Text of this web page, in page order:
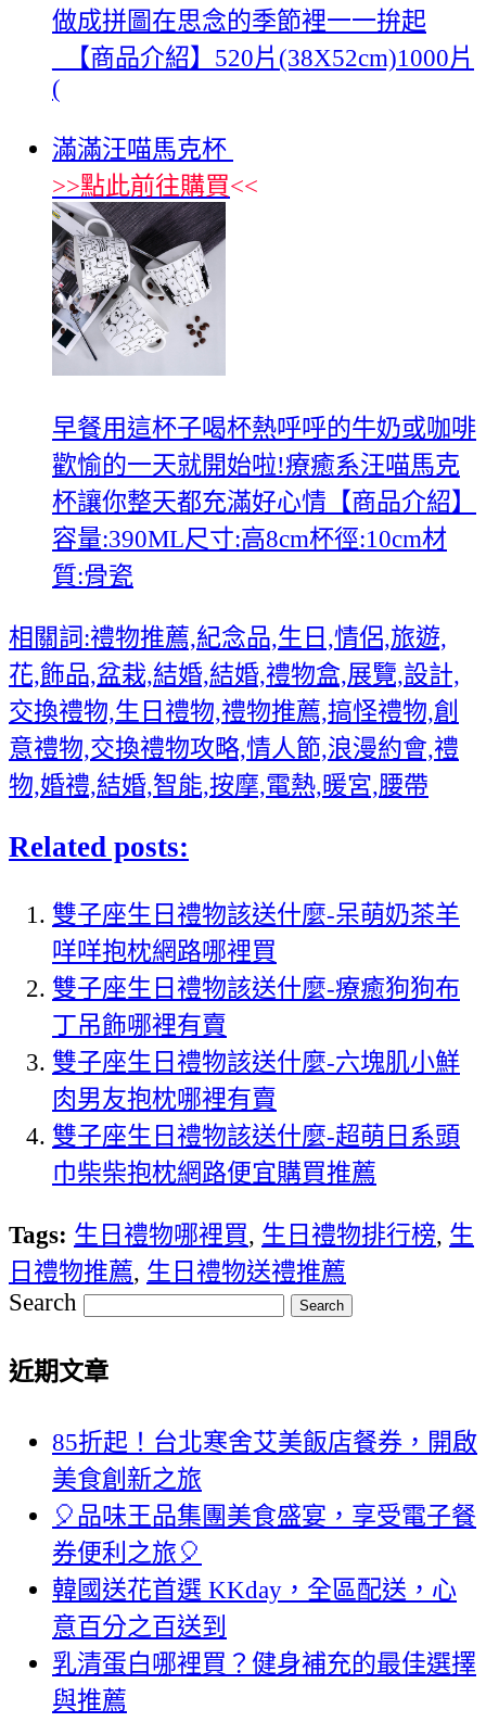
做成拼圖在思念的季節裡一一拚起
_【商品介紹】520片(38X52cm)1000片
(
滿滿汪喵馬克杯
>>點此前往購買<<
早餐用這杯子喝杯熱呼呼的牛奶或咖啡
歡愉的一天就開始啦!療癒系汪喵馬克
杯讓你整天都充滿好心情【商品介紹】
容量:390ML尺寸:高8cm杯徑:10cm材
質:骨瓷
相關詞:禮物推薦,紀念品,生日,情侶,旅遊,
花,飾品,盆栽,結婚,結婚,禮物盒,展覽,設計,
交換禮物,生日禮物,禮物推薦,搞怪禮物,創
意禮物,交換禮物攻略,情人節,浪漫約會,禮
物,婚禮,結婚,智能,按摩,電熱,暖宮,腰帶
Related posts:
雙子座生日禮物該送什麼-呆萌奶茶羊
咩咩抱枕網路哪裡買
雙子座生日禮物該送什麼-療癒狗狗布
丁吊飾哪裡有賣
雙子座生日禮物該送什麼-六塊肌小鮮
肉男友抱枕哪裡有賣
雙子座生日禮物該送什麼-超萌日系頭
巾柴柴抱枕網路便宜購買推薦
Tags: 生日禮物哪裡買, 生日禮物排行榜, 生
日禮物推薦, 生日禮物送禮推薦
Search
近期文章
85折起！台北寒舍艾美飯店餐券，開啟
美食創新之旅
🎈品味王品集團美食盛宴，享受電子餐
券便利之旅🎈
韓國送花首選 KKday，全區配送，心
意百分之百送到
乳清蛋白哪裡買？健身補充的最佳選擇
與推薦